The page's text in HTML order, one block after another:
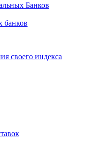
Банков
банков
своего индекса